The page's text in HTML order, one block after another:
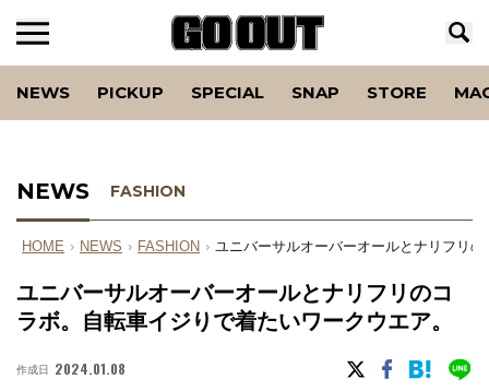
NEWS PICKUP SPECIAL SNAP STORE
NEWS FASHION
HOME › NEWS › FASHION › ユニバーサルオーバーオールとナリフリ
ユニバーサルオーバーオールとナリフリのコ
ラボ。自転車イジりで着たいワークウエア。
作成日 2024.01.08